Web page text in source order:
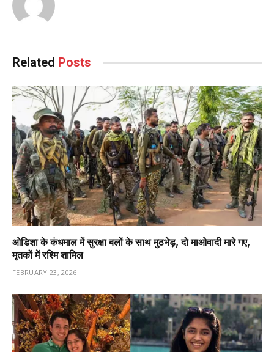
Related Posts
ओडिशा के कंधमाल में सुरक्षा बलों के साथ मुठभेड़, दो माओवादी मारे गए,
मृतकों में रश्मि शामिल
FEBRUARY 23, 2026